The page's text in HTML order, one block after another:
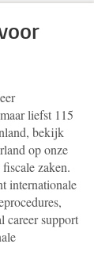
liefst 115
bekijk
op onze
zaken.
internationale
career support